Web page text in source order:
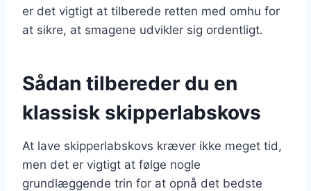
er det vigtigt at tilberede retten med omhu for
at sikre, at smagene udvikler sig ordentligt.
Sådan tilbereder du en
klassisk skipperlabskovs
At lave skipperlabskovs kræver ikke meget tid,
men det er vigtigt at følge nogle
grundlæggende trin for at opnå det bedste